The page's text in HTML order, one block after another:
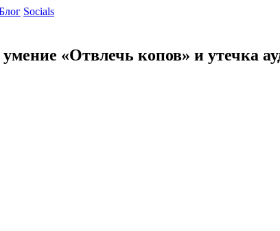
Socials
«Отвлечь копов» и утечка